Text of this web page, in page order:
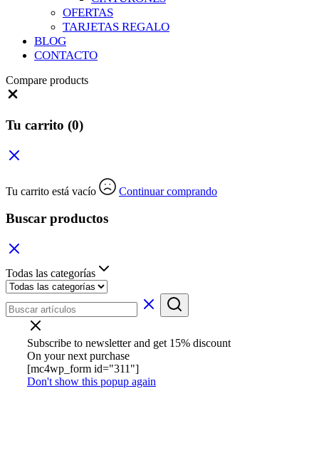
OFERTAS
TARJETAS REGALO
BLOG
CONTACTO
Compare products
Tu carrito (0)
Tu carrito está vacío Continuar comprando
Buscar productos
Todas las categorías
Subscribe to newsletter and get 15% discount
On your next purchase
[mc4wp_form id="311"]
Don't show this popup again